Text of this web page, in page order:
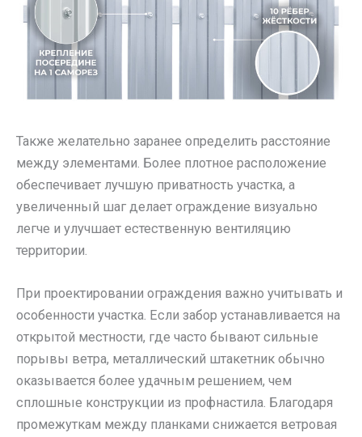
Также желательно заранее определить расстояние
между элементами. Более плотное расположение
обеспечивает лучшую приватность участка, а
увеличенный шаг делает ограждение визуально
легче и улучшает естественную вентиляцию
территории.
При проектировании ограждения важно учитывать и
особенности участка. Если забор устанавливается на
открытой местности, где часто бывают сильные
порывы ветра, металлический штакетник обычно
оказывается более удачным решением, чем
сплошные конструкции из профнастила. Благодаря
промежуткам между планками снижается ветровая